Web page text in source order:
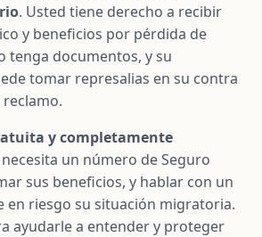
. Usted tiene derecho a recibir
y beneficios por pérdida de
tenga documentos, y su
tomar represalias en su contra
y completamente
necesita un número de Seguro
sus beneficios, y hablar con un
en riesgo su situación migratoria.
ayudarle a entender y proteger